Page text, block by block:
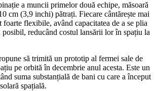
a muncii primelor două echipe, măsoară
cm (3,9 inchi) pătrați. Fiecare cântărește mai
flexibile, având capacitatea de a se plia
reducând costul lansării lor în spațiu la
să trimită un prototip al fermei sale de
pe orbită în decembrie anul acesta. Este un
suma substanțială de bani cu care a început
spațială.